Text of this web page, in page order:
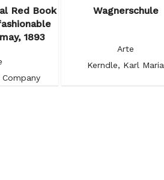
Red Book
1893
Wagnerschule
Arte
Kerndle, Karl Maria